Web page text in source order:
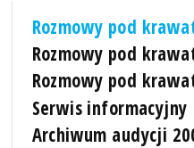
Rozmowy pod
Rozmowy pod
Rozmowy pod
Serwis informacyjny
Archiwum audycji